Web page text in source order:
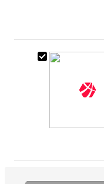
Osaka Training Joggingsbroek Heren